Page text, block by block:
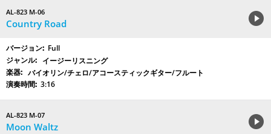
AL-823 M-06
Country Road
Full
イージーリスニング
バイオリン/チェロ/アコースティックギター/フルート
3:16
AL-823 M-07
Moon Waltz